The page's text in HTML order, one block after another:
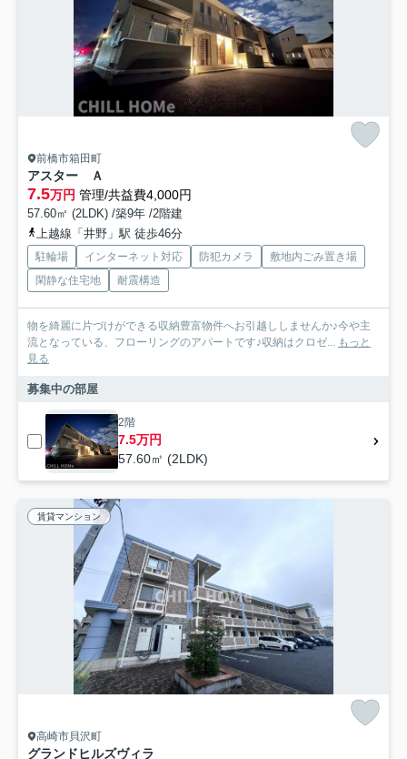
前橋市箱田町
アスター Ａ
7.5万円 管理/共益費4,000円
57.60㎡ (2LDK) /築9年 /2階建
上越線「井野」駅 徒歩46分
駐輪場 インターネット対応 防犯カメラ
敷地内ごみ置き場
閑静な住宅地
耐震構造
物を綺麗に片づけができる収納豊富物件へお引越ししませんか♪今や主
流となっている、フローリングのアパートです♪収納はクロゼ... もっと
見る
募集中の部屋
2階
7.5万円
57.60㎡ (2LDK)
賃貸マンション
高崎市貝沢町
グランドヒルズヴィラ